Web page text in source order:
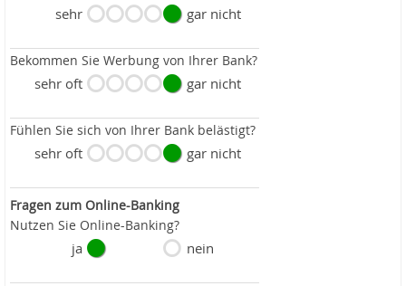
sehr gar nicht
Bekommen Sie Werbung von Ihrer Bank?
sehr oft gar nicht
Fühlen Sie sich von Ihrer Bank belästigt?
sehr oft gar nicht
Fragen zum Online-Banking
Nutzen Sie Online-Banking?
ja nein